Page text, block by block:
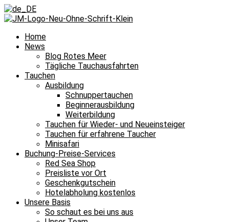
Home
News
Blog Rotes Meer
Tägliche Tauchausfahrten
Tauchen
Ausbildung
Schnuppertauchen
Beginnerausbildung
Weiterbildung
Tauchen für Wieder- und Neueinsteiger
Tauchen für erfahrene Taucher
Minisafari
Buchung-Preise-Services
Red Sea Shop
Preisliste vor Ort
Geschenkgutschein
Hotelabholung kostenlos
Unsere Basis
So schaut es bei uns aus